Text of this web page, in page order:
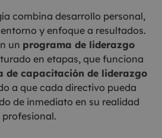
combina desarrollo personal,
y enfoque a resultados.
un programa de liderazgo
en etapas, que funciona
de capacitación de liderazgo
a que cada directivo pueda
de inmediato en su realidad
profesional.